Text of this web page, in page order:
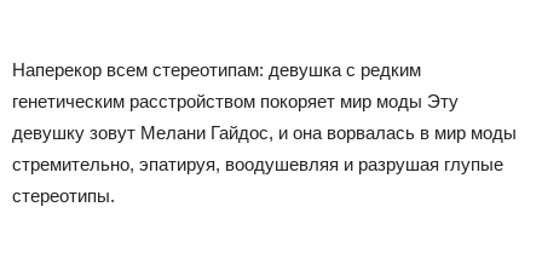
Наперекор всем стереотипам: девушка с редким
генетическим расстройством покоряет мир моды Эту
девушку зовут Мелани Гайдос, и она ворвалась в мир моды
стремительно, эпатируя, воодушевляя и разрушая глупые
стереотипы.